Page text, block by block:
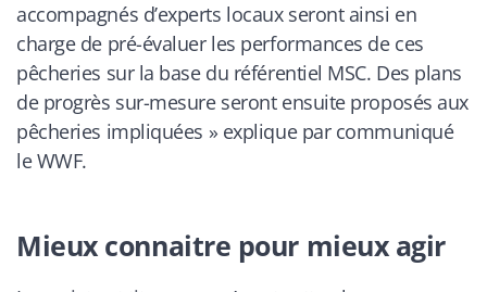
accompagnés d’experts locaux seront ainsi en
charge de pré-évaluer les performances de ces
pêcheries sur la base du référentiel MSC. Des plans
de progrès sur-mesure seront ensuite proposés aux
pêcheries impliquées » explique par communiqué
le WWF.
Mieux connaitre pour mieux agir